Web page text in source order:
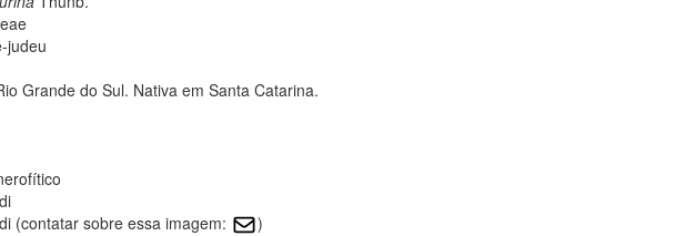
judeu
Grande do Sul. Nativa em Santa Catarina.
(contatar sobre essa imagem:
)